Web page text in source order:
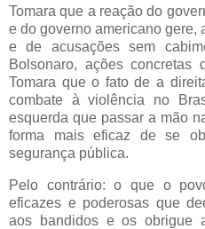
Tomara que a reação do
e do governo americano gere,
e de acusações sem
Bolsonaro, ações concretas
Tomara que o fato de a
combate à violência no
esquerda que passar a mão
forma mais eficaz de se
segurança pública.
Pelo contrário: o que o
eficazes e poderosas que
aos bandidos e os obrigue